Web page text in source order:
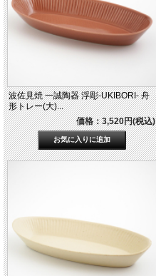
波佐見焼 一誠陶器 浮彫-UKIBORI- 舟
形トレー(大)...
価格：3,520円(税込)